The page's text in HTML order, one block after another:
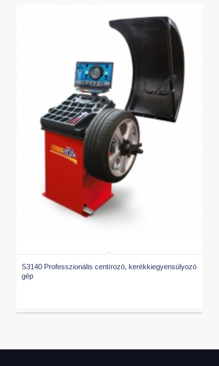
S3140 Professzionális centírozó, kerékkiegyensúlyozó
gép